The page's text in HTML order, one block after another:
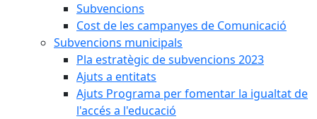
Subvencions
Cost de les campanyes de Comunicació
Subvencions municipals
Pla estratègic de subvencions 2023
Ajuts a entitats
Ajuts Programa per fomentar la igualtat de
l'accés a l'educació